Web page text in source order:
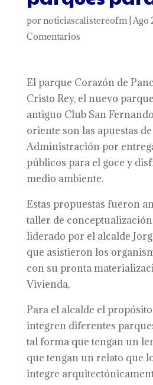
por noticiascalistereofm| Ago
Comentarios
El parque Corazón de
Cristo Rey, el nuevo
antiguo Club San
oriente son las apuestas
Administración por
públicos para el goce y
medio ambiente.
Estas propuestas fueron
taller de
liderado por el alcalde
que asistieron los
con su pronta
Vivienda,
Para el alcalde el propósito
integren diferentes
tal forma que tengan un
que tengan un relato que
integre